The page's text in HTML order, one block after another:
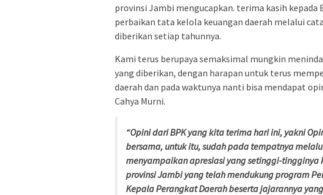
provinsi Jambi mengucapkan. terima kasih
perbaikan tata kelola keuangan daerah melalui
diberikan setiap tahunnya.
Kami terus berupaya semaksimal mungkin
yang diberikan, dengan harapan untuk terus
daerah dan pada waktunya nanti bisa mendapat
Cahya Murni.
“Opini dari BPK yang kita terima hari ini, yakni
bersama, untuk itu, sudah pada tempatnya
menyampaikan apresiasi yang setinggi-tingginya
provinsi Jambi yang telah mendukung program
Kepala Perangkat Daerah beserta jajarannya